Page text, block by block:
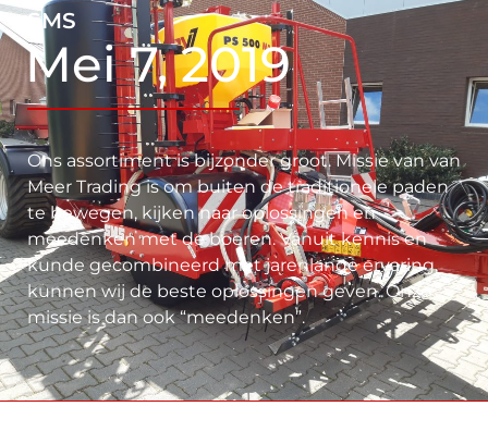
SMS
Mei 7, 2019
Ons assortiment is bijzonder groot. Missie van van
Meer Trading is om buiten de traditionele paden
te bewegen, kijken naar oplossingen en
meedenken met de boeren. Vanuit kennis en
kunde gecombineerd met jarenlange ervaring,
kunnen wij de beste oplossingen geven. Onze
missie is dan ook “meedenken”.